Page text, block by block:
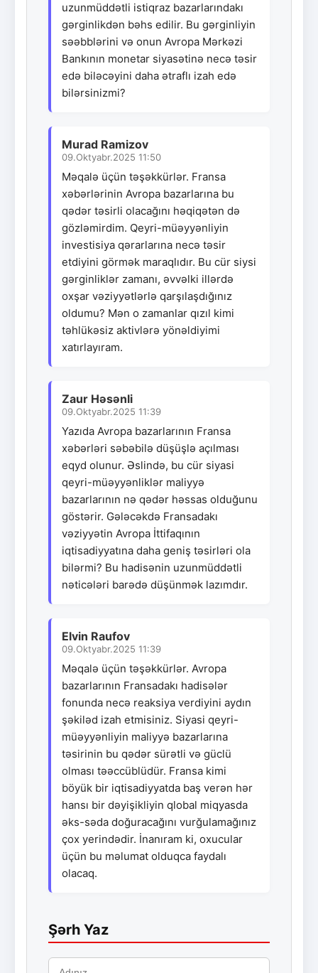
uzunmüddətli istiqraz bazarlarındakı
gərginlikdən bəhs edilir. Bu gərginliyin
səəbblərini və onun Avropa Mərkəzi
Bankının monetar siyasətinə necə təsir
edə biləcəyini daha ətraflı izah edə
bilərsinizmi?
Murad Ramizov
09.Oktyabr.2025 11:50
Məqalə üçün təşəkkürlər. Fransa
xəbərlərinin Avropa bazarlarına bu
qədər təsirli olacağını həqiqətən də
gözləmirdim. Qeyri-müəyyənliyin
investisiya qərarlarına necə təsir
etdiyini görmək maraqlıdır. Bu cür siysi
gərginliklər zamanı, əvvəlki illərdə
oxşar vəziyyətlərlə qarşılaşdığınız
oldumu? Mən o zamanlar qızıl kimi
təhlükəsiz aktivlərə yönəldiyimi
xatırlayıram.
Zaur Həsənli
09.Oktyabr.2025 11:39
Yazıda Avropa bazarlarının Fransa
xəbərləri səbəbilə düşüşlə açılması
eqyd olunur. Əslində, bu cür siyasi
qeyri-müəyyənliklər maliyyə
bazarlarının nə qədər həssas olduğunu
göstərir. Gələcəkdə Fransadakı
vəziyyətin Avropa İttifaqının
iqtisadiyyatına daha geniş təsirləri ola
bilərmi? Bu hadisənin uzunmüddətli
nəticələri barədə düşünmək lazımdır.
Elvin Raufov
09.Oktyabr.2025 11:39
Məqalə üçün təşəkkürlər. Avropa
bazarlarının Fransadakı hadisələr
fonunda necə reaksiya verdiyini aydın
şəkiləd izah etmisiniz. Siyasi qeyri-
müəyyənliyin maliyyə bazarlarına
təsirinin bu qədər sürətli və güclü
olması təəccüblüdür. Fransa kimi
böyük bir iqtisadiyyatda baş verən hər
hansı bir dəyişikliyin qlobal miqyasda
əks-səda doğuracağını vurğulamağınız
çox yerindədir. İnanıram ki, oxucular
üçün bu məlumat olduqca faydalı
olacaq.
Şərh Yaz